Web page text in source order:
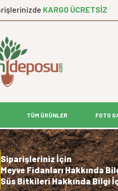
KARGO ÜCRETSİZ
TÜM ÜRÜNLER FOTO
Siparişleriniz İçin
Meyve Fidanları Hakkında
Süs Bitkileri Hakkında Bilgi